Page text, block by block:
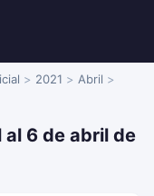
2021
Abril
6 de abril de